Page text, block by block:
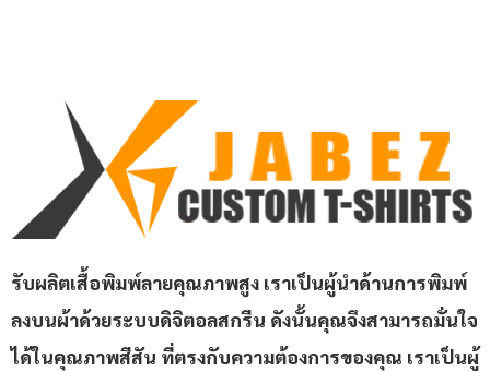
รับผลิตเสื้อพิมพ์ลายคุณภาพสูง เราเป็นผู้นำด้านการพิมพ์
ลงบนผ้าด้วยระบบดิจิตอลสกรีน ดังนั้นคุณจึงสามารถมั่นใจ
ได้ในคุณภาพสีสัน ที่ตรงกับความต้องการของคุณ เราเป็นผู้